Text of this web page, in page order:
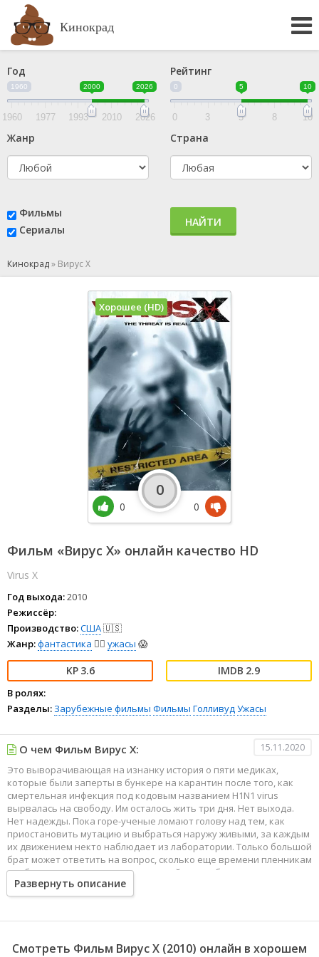
Кинокрад
Год
1960 2000 2026
1960 1977 1993 2010 2026
Рейтинг
0 5 10
0 3 5 8 10
Жанр Страна
Фильмы
Сериалы
НАЙТИ
Кинокрад» Вирус Х
Фильм «Вирус Х» онлайн качество HD
Virus X
Год выхода:2010
Режиссёр:
Производство:США🇺🇸
Жанр:фантастика 🧙‍♀️ ужасы 😱
3.6 2.9
В ролях:
Разделы: Зарубежные фильмы Фильмы ГолливудУжасы
Хорошее (HD)
0
0
0
О чем Фильм Вирус Х: 15.11.2020
Это выворачивающая на изнанку история о пяти медиках,
которые были заперты в бункере на карантин после того, как
смертельная инфекция под кодовым названием H1N1 virus
вырвалась на свободу. Им осталось жить три дня. Нет выхода.
Нет надежды. Пока горе-ученые ломают голову над тем, как
приостановить мутацию и выбраться наружу живыми, за каждым
их движением некто наблюдает из лаборатории. Только большой
брат может ответить на вопрос, сколько еще времени пленникам
необходимо провести в карантинной зоне и будут ли они
освобождены... Тем временем, кроме ужасной болезни и
смертельной мутации, беднягам угрожает загадочный
Развернуть описание
Смотреть Фильм Вирус Х (2010) онлайн в хорошем